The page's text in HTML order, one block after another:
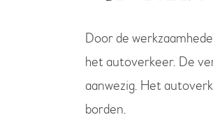
Door de
het autoverkeer. De
aanwezig. Het
borden.